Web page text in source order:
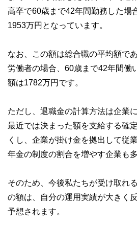
高卒で60歳まで42年間勤務した場
1953万円となっています。
なお、この額は総合職の平均額で
労働者の場合、60歳まで42年間働
額は1782万円です。
ただし、退職金の計算方法は企業
最近では決まった額を支給する確
くし、企業が掛け金を拠出して従
年金の制度の割合を増やす企業も
そのため、今後私たちが受け取れ
の額は、自分の運用実績が大きく
予想されます。